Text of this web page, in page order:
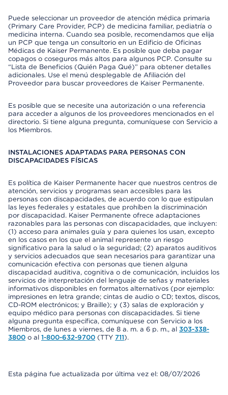
Puede seleccionar un proveedor de atención médica primaria
(Primary Care Provider, PCP) de medicina familiar, pediatría o
medicina interna. Cuando sea posible, recomendamos que elija
un PCP que tenga un consultorio en un Edificio de Oficinas
Médicas de Kaiser Permanente. Es posible que deba pagar
copagos o coseguros más altos para algunos PCP. Consulte su
“Lista de Beneficios (Quién Paga Qué)” para obtener detalles
adicionales. Use el menú desplegable de Afiliación del
Proveedor para buscar proveedores de Kaiser Permanente.
Es posible que se necesite una autorización o una referencia
para acceder a algunos de los proveedores mencionados en el
directorio. Si tiene alguna pregunta, comuníquese con Servicio a
los Miembros.
INSTALACIONES ADAPTADAS PARA PERSONAS CON
DISCAPACIDADES FÍSICAS
Es política de Kaiser Permanente hacer que nuestros centros de
atención, servicios y programas sean accesibles para las
personas con discapacidades, de acuerdo con lo que estipulan
las leyes federales y estatales que prohíben la discriminación
por discapacidad. Kaiser Permanente ofrece adaptaciones
razonables para las personas con discapacidades, que incluyen:
(1) acceso para animales guía y para quienes los usan, excepto
en los casos en los que el animal represente un riesgo
significativo para la salud o la seguridad; (2) aparatos auditivos
y servicios adecuados que sean necesarios para garantizar una
comunicación efectiva con personas que tienen alguna
discapacidad auditiva, cognitiva o de comunicación, incluidos los
servicios de interpretación del lenguaje de señas y materiales
informativos disponibles en formatos alternativos (por ejemplo:
impresiones en letra grande; cintas de audio o CD; textos, discos,
CD-ROM electrónicos; y Braille); y (3) salas de exploración y
equipo médico para personas con discapacidades. Si tiene
alguna pregunta específica, comuníquese con Servicio a los
Miembros, de lunes a viernes, de 8 a. m. a 6 p. m., al 303-338-
3800 o al 1-800-632-9700 (TTY 711).
Esta página fue actualizada por última vez el: 08/07/2026